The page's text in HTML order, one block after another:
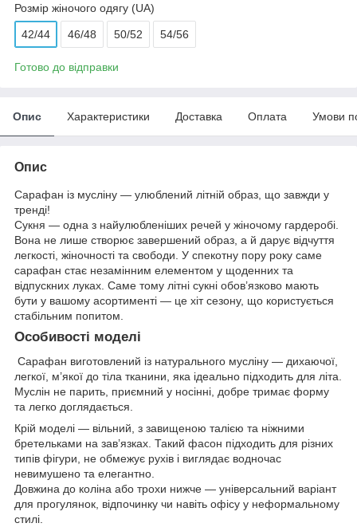
Розмір жіночого одягу (UA)
42/44 46/48 50/52 54/56
Готово до відправки
Опис Характеристики Доставка Оплата Умови
Опис
Сарафан із мусліну — улюблений літній образ, що завжди у
тренді!
Сукня — одна з найулюбленіших речей у жіночому гардеробі.
Вона не лише створює завершений образ, а й дарує відчуття
легкості, жіночності та свободи. У спекотну пору року саме
сарафан стає незамінним елементом у щоденних та
відпускних луках. Саме тому літні сукні обов’язково мають
бути у вашому асортименті — це хіт сезону, що користується
стабільним попитом.
Особивості моделі
Сарафан виготовлений із натурального мусліну — дихаючої,
легкої, м’якої до тіла тканини, яка ідеально підходить для літа.
Муслін не парить, приємний у носінні, добре тримає форму
та легко доглядається.
Крій моделі — вільний, з завищеною талією та ніжними
бретельками на зав’язках. Такий фасон підходить для різних
типів фігури, не обмежує рухів і виглядає водночас
невимушено та елегантно.
Довжина до коліна або трохи нижче — універсальний варіант
для прогулянок, відпочинку чи навіть офісу у неформальному
стилі.